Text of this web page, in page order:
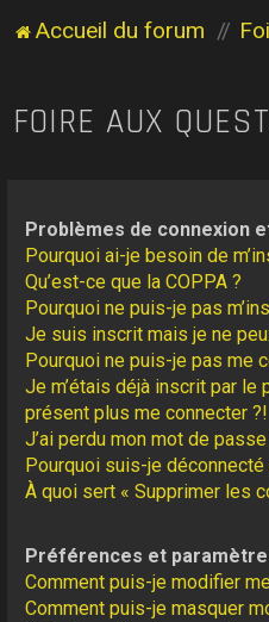
Accueil du forum
FOIRE AUX
Problèmes de connexion
Pourquoi ai-je besoin de
Qu’est-ce que la COPPA ?
Pourquoi ne puis-je pas
Je suis inscrit mais je ne
Pourquoi ne puis-je pas me
Je m’étais déjà inscrit par le
présent plus me connecter ?!
J’ai perdu mon mot de
Pourquoi suis-je
À quoi sert « Supprimer les
Préférences et
Comment puis-je modifier
Comment puis-je masquer